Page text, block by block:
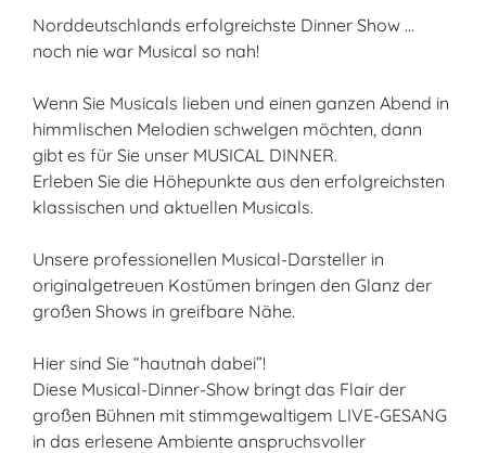
Norddeutschlands erfolgreichste Dinner Show ...
noch nie war Musical so nah!
Wenn Sie Musicals lieben und einen ganzen Abend in
himmlischen Melodien schwelgen möchten, dann
gibt es für Sie unser MUSICAL DINNER.
Erleben Sie die Höhepunkte aus den erfolgreichsten
klassischen und aktuellen Musicals.
Unsere professionellen Musical-Darsteller in
originalgetreuen Kostümen bringen den Glanz der
großen Shows in greifbare Nähe.
Hier sind Sie “hautnah dabei”!
Diese Musical-Dinner-Show bringt das Flair der
großen Bühnen mit stimmgewaltigem LIVE-GESANG
in das erlesene Ambiente anspruchsvoller